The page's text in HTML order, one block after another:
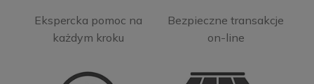
Ekspercka pomoc na
każdym kroku
Bezpieczne transakcje
on-line